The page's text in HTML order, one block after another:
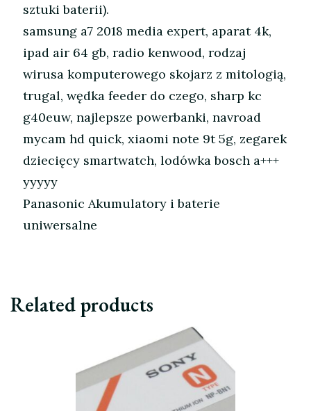
sztuki baterii).
samsung a7 2018 media expert, aparat 4k,
ipad air 64 gb, radio kenwood, rodzaj
wirusa komputerowego skojarz z mitologią,
trugal, wędka feeder do czego, sharp kc
g40euw, najlepsze powerbanki, navroad
mycam hd quick, xiaomi note 9t 5g, zegarek
dziecięcy smartwatch, lodówka bosch a+++
yyyyy
Panasonic Akumulatory i baterie
uniwersalne
Related products